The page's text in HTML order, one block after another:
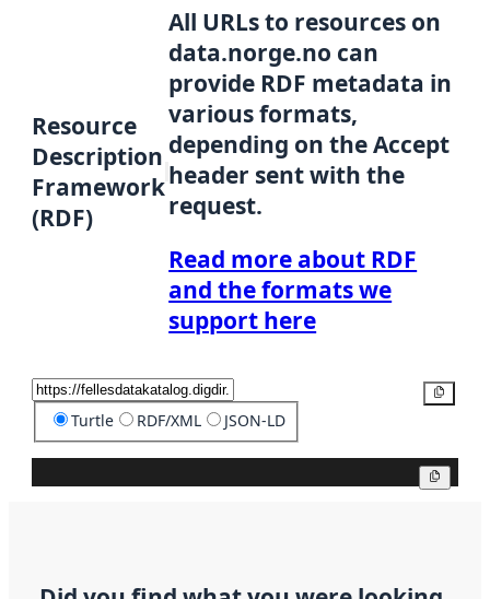
Resource
Description
Framework
(RDF)
All URLs to resources on
data.norge.no can
provide RDF metadata in
various formats,
depending on the Accept
header sent with the
request.
Read more about RDF
and the formats we
support here
Turtle RDF/XML JSON-LD